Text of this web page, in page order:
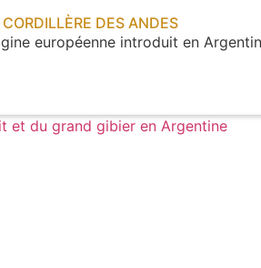
DES ANDES
européenne introduit en